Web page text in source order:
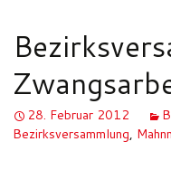
28. Februar 2012
Bezirksversammlung,